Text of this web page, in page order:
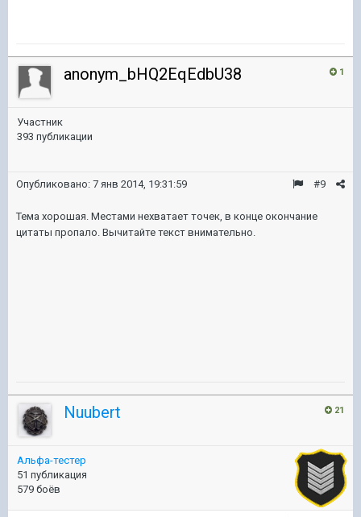
1
anonym_bHQ2EqEdbU38
Участник
393 публикации
#9
Опубликовано: 7 янв 2014, 19:31:59
Тема хорошая. Местами нехватает точек, в конце окончание
цитаты пропало. Вычитайте текст внимательно.
21
Nuubert
Альфа-тестер
51 публикация
579 боёв